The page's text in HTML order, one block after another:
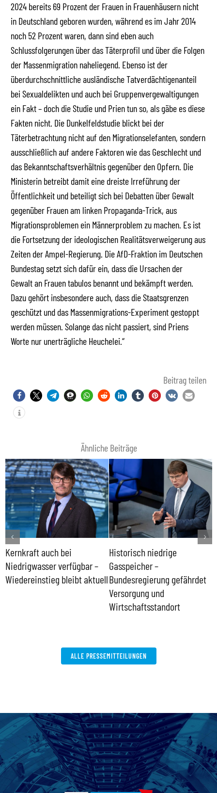
2024 bereits 69 Prozent der Frauen in Frauenhäusern nicht
in Deutschland geboren wurden, während es im Jahr 2014
noch 52 Prozent waren, dann sind eben auch
Schlussfolgerungen über das Täterprofil und über die Folgen
der Massenmigration naheliegend. Ebenso ist der
überdurchschnittliche ausländische Tatverdächtigenanteil
bei Sexualdelikten und auch bei Gruppenvergewaltigungen
ein Fakt – doch die Studie und Prien tun so, als gäbe es diese
Fakten nicht. Die Dunkelfeldstudie blickt bei der
Täterbetrachtung nicht auf den Migrationselefanten, sondern
ausschließlich auf andere Faktoren wie das Geschlecht und
das Bekanntschaftsverhältnis gegenüber den Opfern. Die
Ministerin betreibt damit eine dreiste Irreführung der
Öffentlichkeit und beteiligt sich bei Debatten über Gewalt
gegenüber Frauen am linken Propaganda-Trick, aus
Migrationsproblemen ein Männerproblem zu machen. Es ist
die Fortsetzung der ideologischen Realitätsverweigerung aus
Zeiten der Ampel-Regierung. Die AfD-Fraktion im Deutschen
Bundestag setzt sich dafür ein, dass die Ursachen der
Gewalt an Frauen tabulos benannt und bekämpft werden.
Dazu gehört insbesondere auch, dass die Staatsgrenzen
geschützt und das Massenmigrations-Experiment gestoppt
werden müssen. Solange das nicht passiert, sind Priens
Worte nur unerträgliche Heuchelei.“
Beitrag teilen
Ähnliche Beiträge
Kernkraft auch bei
Niedrigwasser verfügbar –
Wiedereinstieg bleibt aktuell
Historisch niedrige
Gasspeicher –
Bundesregierung gefährdet
Versorgung und
Wirtschaftsstandort
ALLE PRESSEMITTEILUNGEN